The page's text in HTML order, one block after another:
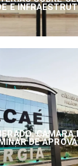
E
CÂMARA
DE